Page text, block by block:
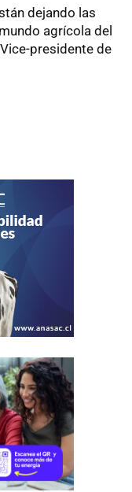
dejando las
agrícola del
presidente de